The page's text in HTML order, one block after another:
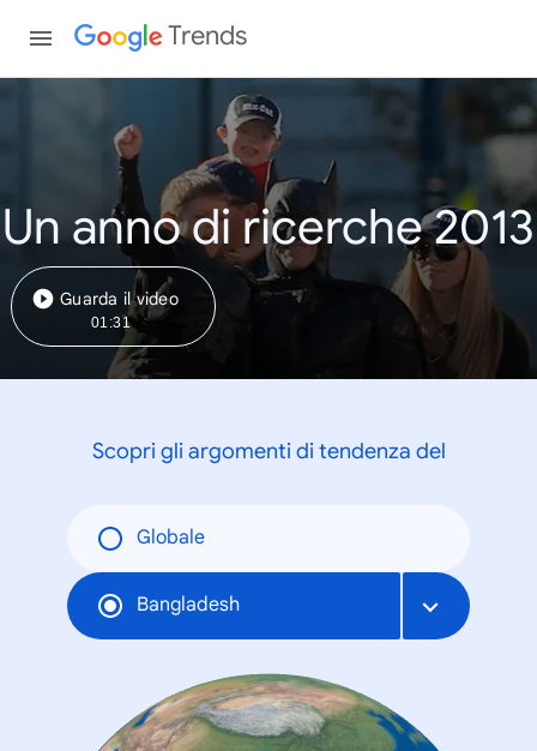
Trends
Un anno di ricerche 2013
Guarda il video
01:31
Scopri gli argomenti di tendenza del
Globale
Bangladesh